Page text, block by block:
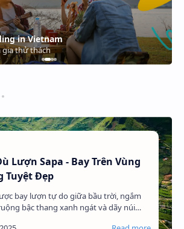
Lượn Sapa - Bay Trên Vùng
Tuyệt Đẹp
bay lượn tự do giữa bầu trời, ngắm
bậc thang xanh ngát và dãy núi